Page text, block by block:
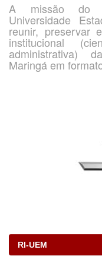
A missão do
Universidade
reunir, preservar
institucional
administrativa)
Maringá em
RI-UEM